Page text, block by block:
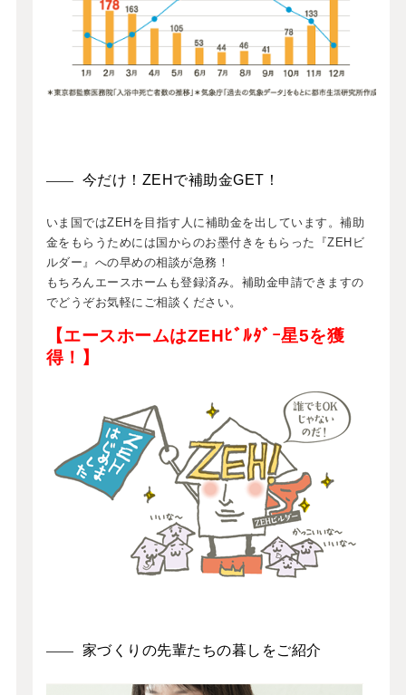
今だけ！ZEHで補助金GET！
いま国ではZEHを目指す人に補助金を出しています。補助
金をもらうためには国からのお墨付きをもらった『ZEHビ
ルダー』への早めの相談が急務！
もちろんエースホームも登録済み。補助金申請できますの
でどうぞお気軽にご相談ください。
【エースホームはZEHﾋﾞﾙﾀﾞｰ星5を獲
得！】
家づくりの先輩たちの暮しをご紹介